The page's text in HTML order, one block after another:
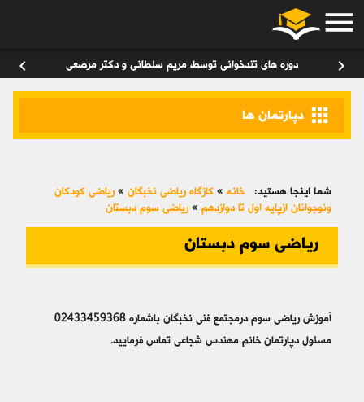
menu
chevron_right دوره های تندخوانی توسط مریم سلطانی و دکتر مرصعی chevron_left
apps دپارتمان ها
شما اینجا هستید: خانه » کازگاه ریاضی نخبگان »ریاضی کودکان
ونوجوانان ازپایه اول تا دوازدهم »ریاضی سوم دبستان
ریاضی سوم دبستان
آموزش ریاضی سوم درمجتمع فنی نخبگان باشماره 02433459368
مسئول دپارتمان خانم مهندس شجاعی تماس فرمایید.